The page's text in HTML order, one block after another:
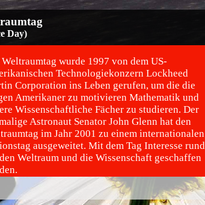
Day)
wurde 1997 von dem US-
Technologiekonzern Lockheed
Corporation ins Leben gerufen, um die die
Amerikaner zu motivieren Mathematik und
Wissenschaftliche Fächer zu studieren. Der
Astronaut Senator John Glenn hat den
im Jahr 2001 zu einem internationalen
ausgeweitet. Mit dem Tag Interesse rund
Weltraum und die Wissenschaft geschaffen